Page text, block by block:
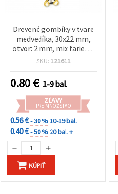
Drevené gombíky v tvare
medvedíka, 30x22 mm,
otvor: 2 mm, mix farieb –
10 ks
SKU: 121611
0.80€ 1-9 bal.
ZĽAVY
PRE MNOŽSTVO
0.56 €- 30 %10-19 bal.
0.40 €- 50 % 20 bal. +
KÚPIŤ